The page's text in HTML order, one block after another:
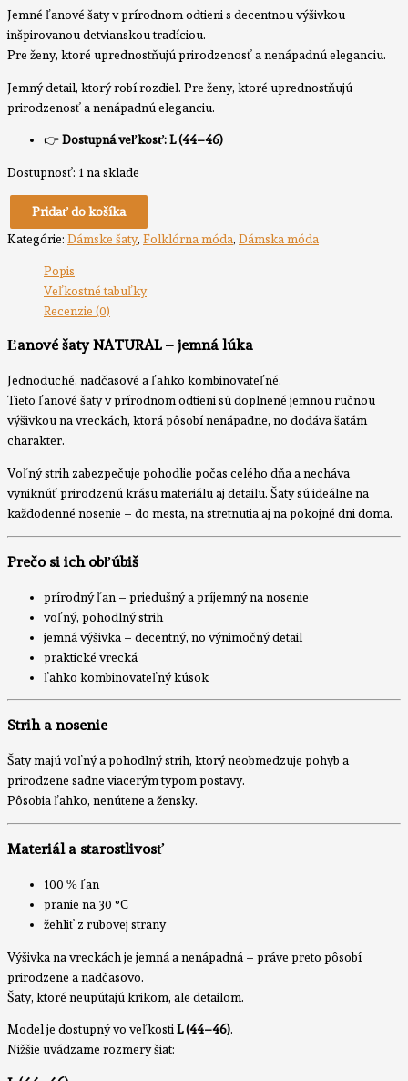
Jemné ľanové šaty v prírodnom odtieni s decentnou výšivkou
inšpirovanou detvianskou tradíciou.
Pre ženy, ktoré uprednostňujú prirodzenosť a nenápadnú eleganciu.
Jemný detail, ktorý robí rozdiel. Pre ženy, ktoré uprednostňujú
prirodzenosť a nenápadnú eleganciu.
👉Dostupná veľkosť: L (44–46)
Dostupnosť: 1 na sklade
Pridať do košíka
Kategórie: Dámske šaty, Folklórna móda, Dámska móda
Popis
Veľkostné tabuľky
Recenzie (0)
Ľanové šaty NATURAL – jemná lúka
Jednoduché, nadčasové a ľahko kombinovateľné.
Tieto ľanové šaty v prírodnom odtieni sú doplnené jemnou ručnou
výšivkou na vreckách, ktorá pôsobí nenápadne, no dodáva šatám
charakter.
Voľný strih zabezpečuje pohodlie počas celého dňa a necháva
vyniknúť prirodzenú krásu materiálu aj detailu. Šaty sú ideálne na
každodenné nosenie – do mesta, na stretnutia aj na pokojné dni doma.
Prečo si ich obľúbiš
prírodný ľan – priedušný a príjemný na nosenie
voľný, pohodlný strih
jemná výšivka – decentný, no výnimočný detail
praktické vrecká
ľahko kombinovateľný kúsok
Strih a nosenie
Šaty majú voľný a pohodlný strih, ktorý neobmedzuje pohyb a
prirodzene sadne viacerým typom postavy.
Pôsobia ľahko, nenútene a žensky.
Materiál a starostlivosť
100 % ľan
pranie na 30 °C
žehliť z rubovej strany
Výšivka na vreckách je jemná a nenápadná – práve preto pôsobí
prirodzene a nadčasovo.
Šaty, ktoré neupútajú krikom, ale detailom.
Model je dostupný vo veľkostiL (44–46).
Nižšie uvádzame rozmery šiat: